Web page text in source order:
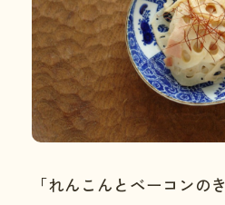
「れんこんとベーコンの